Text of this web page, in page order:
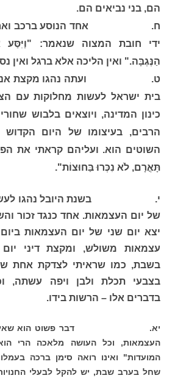
הם, בני נביאים הם.
ח. אחד הנוסע ברכב ואחד
ידי חובת המצוה שנאמר: "וַיִּסַּע
הַנֶּגְבָּה." ואין הליכה אלא ברגל ואין
ט. ועתה נהגו מקצת אנשים
בית ישראל לעשות מחלוקות עם
כינון המדינה, ויוצאים בלבוש
הרבים, בעיצומו של היום הקדוש
השוטים הוא. ועליהם קראתי את
תָּאֳרָם, לֹא נִכְּרוּ בַּחוּצוֹת".
י. בשנת היובל נהגו לעשות
של יום העצמאות. אחד כנגד זכור
יצא יום שני של יום העצמאות
עצמאות משולש, ומקצת דיני יום
בשבת, כמו שראיתי לצדקת אחת
בצבעי תכלת ולבן ויפה עשתה,
בדברים אלו – הרשות בידו.
יא. דבר פשוט הוא שאין
העצמאות, וכל העושה מלאכה הרי
המועדות" ואינו רואה סימן ברכה
שחל בערב שבת, יש להקל לבעלי